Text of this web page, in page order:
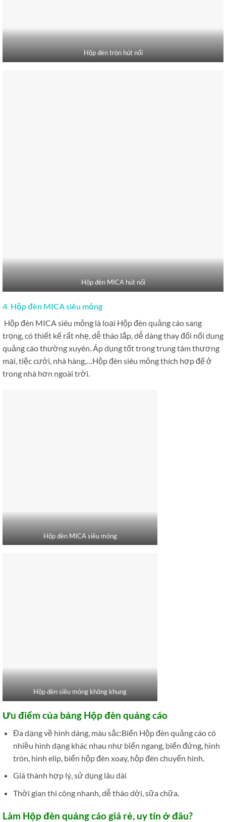
Hộp đèn tròn hút nổi
Hộp đèn MICA hút nổi
4. Hộp đèn MICA siêu mỏng
Hộp đèn MICA siêu mỏng là loại Hộp đèn quảng cáo sang
trọng, có thiết kế rất nhẹ, dễ tháo lắp, dễ dàng thay đổi nổi dung
quảng cáo thường xuyên. Áp dụng tốt trong trung tâm thương
mại, tiệc cưới, nhà hàng,…Hộp đèn siêu mỏng thích hợp để ở
trong nhà hơn ngoài trời.
Hộp đèn MICA siêu mỏng
Hộp đèn siêu mỏng không khung
Ưu điểm của bảng Hộp đèn quảng cáo
Đa dạng về hình dáng, màu sắc:Biển Hộp đèn quảng cáo có
nhiều hình dạng khác nhau như biển ngang, biển đứng, hình
tròn, hình elip, biển hộp đèn xoay, hộp đèn chuyển hình.
Giá thành hợp lý, sử dụng lâu dài
Thời gian thi công nhanh, dễ tháo dời, sữa chữa.
Làm Hộp đèn quảng cáo giá rẻ, uy tín ở đâu?